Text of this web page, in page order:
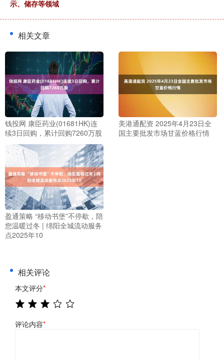
示、储存等领域
相关文章
钱投网 康臣药业(01681HK)连
续3日回购，累计回购7260万股
美港通配资 2025年4月23日全
国主要批发市场甘蓝价格行情
盈通策略 “移动书堡”不停歇，陪
您温暖过冬 | 绵阳全城流动服务
点2025年10
相关评论
本文评分*
评论内容*